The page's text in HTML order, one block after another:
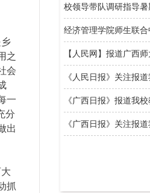
之
会
一
分
出
抓